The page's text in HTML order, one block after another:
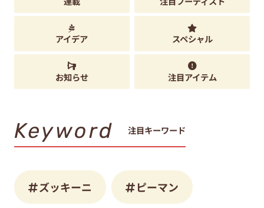
アイデア スペシャル
お知らせ 注目アイテム
Keyword 注目キーワード
ズッキーニ ピーマン